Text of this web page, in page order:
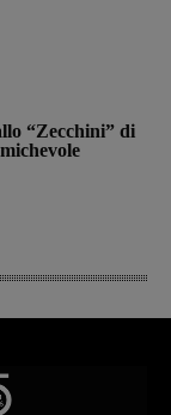
“Zecchini” di